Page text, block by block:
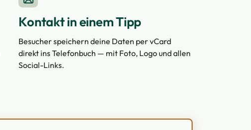
Kontakt in einem Tipp
Besucher speichern deine Daten per vCard
direkt ins Telefonbuch — mit Foto, Logo und allen
Social-Links.